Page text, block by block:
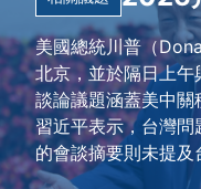
美國總統川普（
北京，並於隔日上
談論議題涵蓋美中
習近平表示，台灣
的會談摘要則未提及